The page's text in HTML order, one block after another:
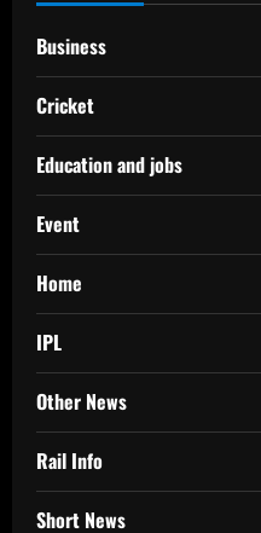
Business
Cricket
Education and jobs
Event
Home
IPL
Other News
Rail Info
Short News